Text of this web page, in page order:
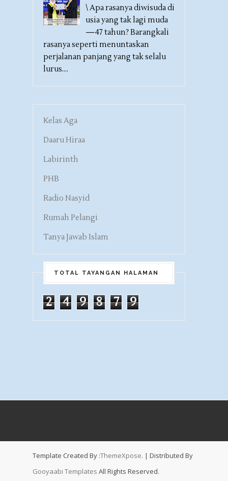
\ Apa rasanya diwisuda di
usia yang tak lagi muda
—47 tahun? Barangkali
rasanya seperti menuntaskan
perjalanan panjang yang tak selalu
lurus....
Kelas Aga
Daaru Hiraa
Labirinth
PHB
Radio Nasyid
Rumah Pelangi
Tanya Jawab Islam
TOTAL TAYANGAN HALAMAN
2 4 9 8 7 9
Template Created By :ThemeXpose. | Distributed By
Gooyaabi Templates All Rights Reserved.